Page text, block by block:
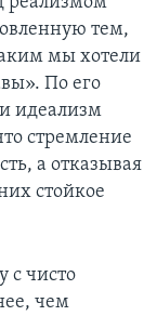
тем,
мы хотели
По его
идеализм
стремление
а отказывая
стойкое
с чисто
чем